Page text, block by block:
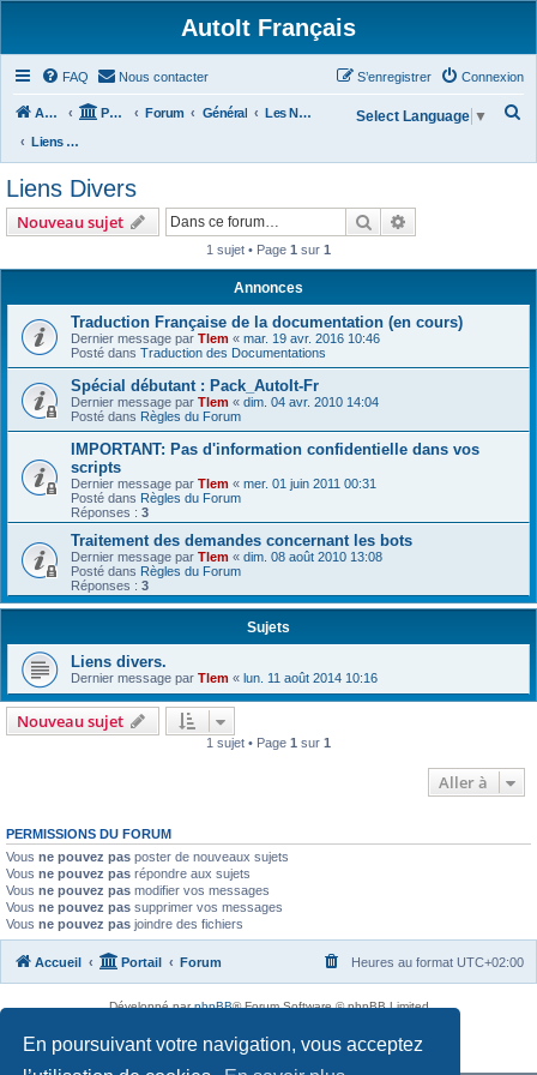
En poursuivant votre navigation, vous acceptez
AutoIt Français
FAQ Nous contacter Connexion
S’enregistrer
Accueil Portail Forum Général
Les Nouvelles d'AutoIt
Liens Divers
r
Select Language ▼
Liens Divers
Nouveau sujet Rechercher
1 sujet • Page 1 sur 1
Annonces
Traduction Française de la documentation (en cours)
Dernier message par Tlem « mar. 19 avr. 2016 10:46
Posté dans Traduction des Documentations
Spécial débutant : Pack_AutoIt-Fr
Dernier message par Tlem « dim. 04 avr. 2010 14:04
Posté dans Règles du Forum
IMPORTANT: Pas d'information confidentielle dans vos
scripts
Dernier message par Tlem « mer. 01 juin 2011 00:31
Posté dans Règles du Forum
Réponses : 3
Traitement des demandes concernant les bots
Dernier message par Tlem « dim. 08 août 2010 13:08
Posté dans Règles du Forum
Réponses : 3
Sujets
Liens divers.
Dernier message par Tlem « lun. 11 août 2014 10:16
Nouveau sujet
1 sujet • Page 1 sur 1
Aller à
PERMISSIONS DU FORUM
Vous ne pouvez pas poster de nouveaux sujets
Vous ne pouvez pas répondre aux sujets
Vous ne pouvez pas modifier vos messages
Vous ne pouvez pas supprimer vos messages
Vous ne pouvez pas joindre des fichiers
Accueil Portail Forum Heures au format UTC+02:00
Développé parphpBB® Forum Software © phpBB Limited
Confidentialité| Conditions